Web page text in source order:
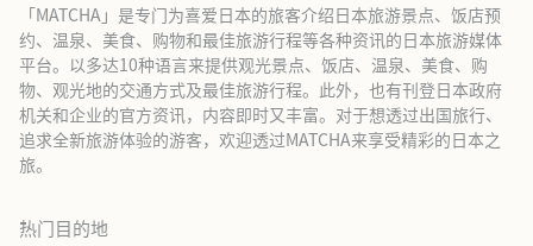
「MATCHA」是专门为喜爱日本的旅客介绍日本旅游景点、饭店预
约、温泉、美食、购物和最佳旅游行程等各种资讯的日本旅游媒体
平台。以多达10种语言来提供观光景点、饭店、温泉、美食、购
物、观光地的交通方式及最佳旅游行程。此外，也有刊登日本政府
机关和企业的官方资讯，内容即时又丰富。对于想透过出国旅行、
追求全新旅游体验的游客，欢迎透过MATCHA来享受精彩的日本之
旅。
热门目的地